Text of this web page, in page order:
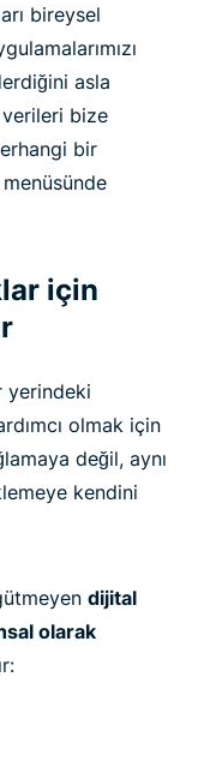
bireysel
asla
bize
bir
için
yerindeki
olmak için
değil, aynı
kendini
dijital
olarak